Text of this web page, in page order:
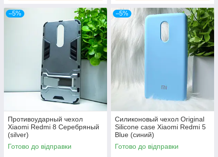
–5%
Противоударный чехол
Xiaomi Redmi 8 Серебряный
(silver)
Готово до відправки
–5%
Силиконовый чехол Original
Silicone case Xiaomi Redmi 5
Blue (синий)
Готово до відправки